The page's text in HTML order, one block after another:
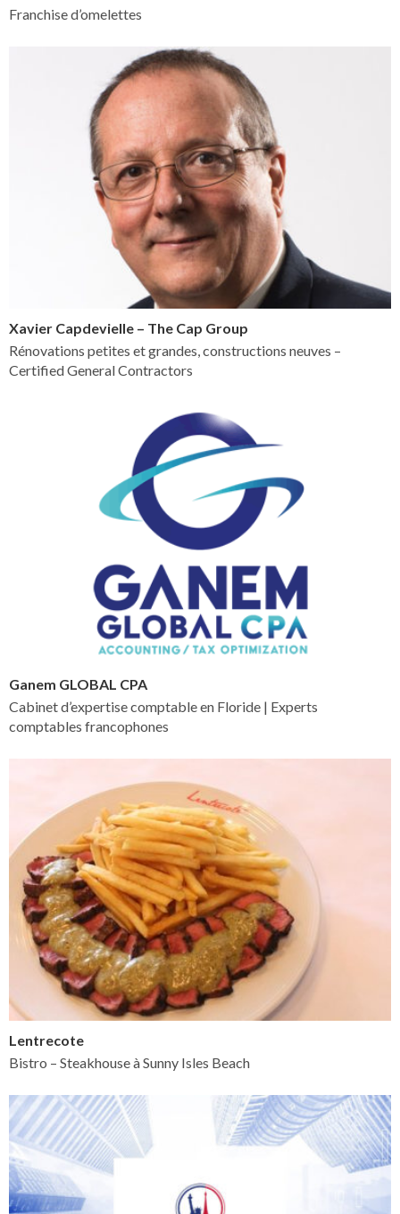
Franchise d’omelettes
Xavier Capdevielle – The Cap Group
Rénovations petites et grandes, constructions neuves –
Certified General Contractors
Ganem GLOBAL CPA
Cabinet d’expertise comptable en Floride | Experts
comptables francophones
Lentrecote
Bistro – Steakhouse à Sunny Isles Beach